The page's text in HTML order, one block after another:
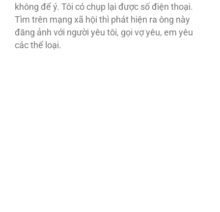
không để ý. Tôi có chụp lại được số điện thoại.
Tìm trên mạng xã hội thì phát hiện ra ông này
đăng ảnh với người yêu tôi, gọi vợ yêu, em yêu
các thể loại.